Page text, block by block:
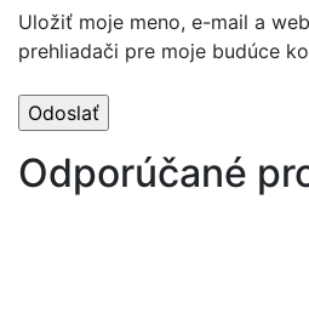
Uložiť moje meno, e-mail a
prehliadači pre moje budúce
Odporúčané